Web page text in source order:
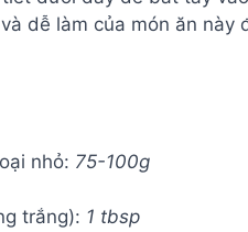
dễ làm của món ăn này
nhỏ: 75-100g
trắng): 1 tbsp